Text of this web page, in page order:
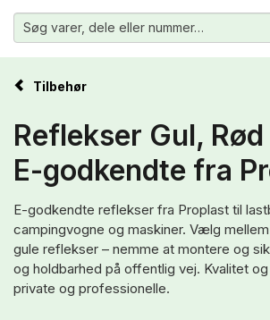
Tilbehør
Reflekser Gul,
E-godkendte fra
E-godkendte reflekser fra Proplast til
campingvogne og maskiner. Vælg
gule reflekser – nemme at montere og
og holdbarhed på offentlig vej. Kvalitet
private og professionelle.